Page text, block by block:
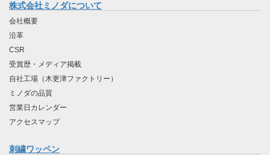
株式会社ミノダについて
会社概要
沿革
CSR
受賞歴・メディア掲載
自社工場（木更津ファクトリー）
ミノダの品質
営業日カレンダー
アクセスマップ
刺繍ワッペン